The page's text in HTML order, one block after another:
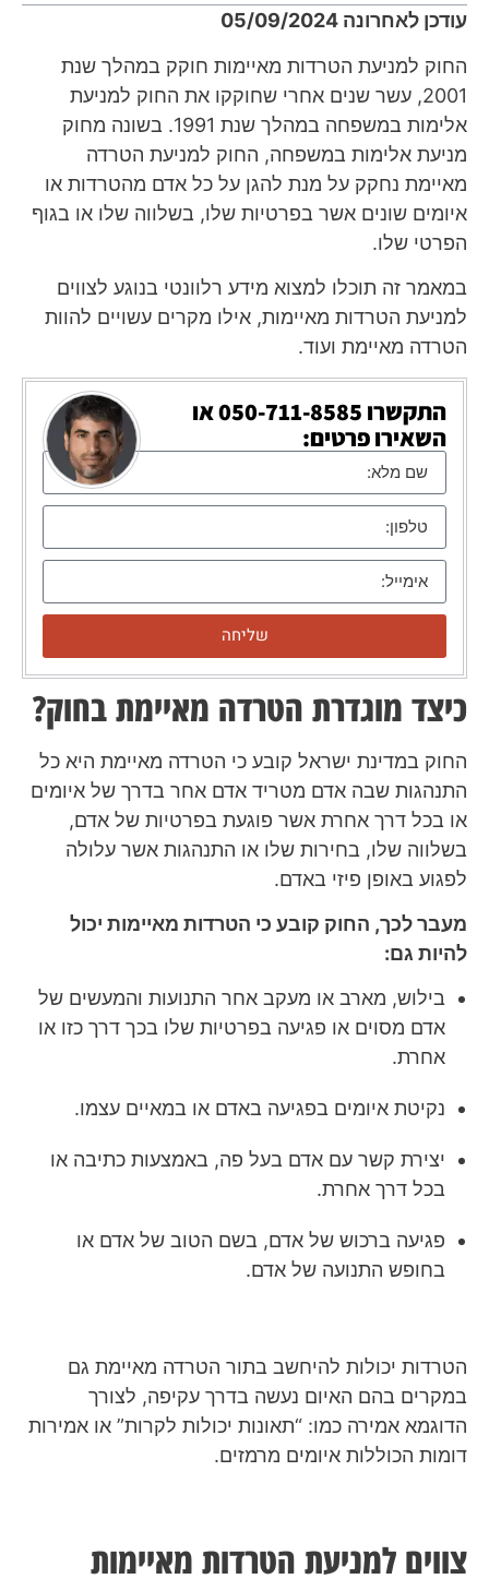
עודכן לאחרונה 05/09/2024
החוק למניעת הטרדות מאיימות חוקק במהלך שנת
2001, עשר שנים אחרי שחוקקו את החוק למניעת
אלימות במשפחה במהלך שנת 1991. בשונה מחוק
מניעת אלימות במשפחה, החוק למניעת הטרדה
מאיימת נחקק על מנת להגן על כל אדם מהטרדות או
איומים שונים אשר בפרטיות שלו, בשלווה שלו או בגוף
הפרטי שלו.
במאמר זה תוכלו למצוא מידע רלוונטי בנוגע לצווים
למניעת הטרדות מאיימות, אילו מקרים עשויים להוות
הטרדה מאיימת ועוד.
התקשרו 050-711-8585או
השאירו פרטים:
שליחה
כיצד מוגדרת הטרדה מאיימת בחוק?
החוק במדינת ישראל קובע כי הטרדה מאיימת היא כל
התנהגות שבה אדם מטריד אדם אחר בדרך של איומים
או בכל דרך אחרת אשר פוגעת בפרטיות של אדם,
בשלווה שלו, בחירות שלו או התנהגות אשר עלולה
לפגוע באופן פיזי באדם.
מעבר לכך, החוק קובע כי הטרדות מאיימות יכול
להיות גם:
בילוש, מארב או מעקב אחר התנועות והמעשים של
אדם מסוים או פגיעה בפרטיות שלו בכך דרך כזו או
אחרת.
נקיטת איומים בפגיעה באדם או במאיים עצמו.
יצירת קשר עם אדם בעל פה, באמצעות כתיבה או
בכל דרך אחרת.
פגיעה ברכוש של אדם, בשם הטוב של אדם או
בחופש התנועה של אדם.
הטרדות יכולות להיחשב בתור הטרדה מאיימת גם
במקרים בהם האיום נעשה בדרך עקיפה, לצורך
הדוגמא אמירה כמו: “תאונות יכולות לקרות” או אמירות
דומות הכוללות איומים מרמזים.
צווים למניעת הטרדות מאיימות